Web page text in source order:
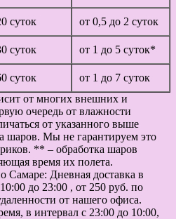
суток от 0,5 до 2 суток
суток от 1 до 5 суток*
суток
от 1 до 7 суток
от многих внешних и
очередь от влажности
от указанного выше
шаров. Мы не гарантируем это
** – обработка шаров
время их полета.
Самаре: Дневная доставка в
до 23:00 , от 250 руб. по
от нашего офиса.
в интервал с 23:00 до 10:00,